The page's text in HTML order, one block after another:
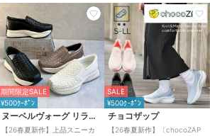
期間限定SALE
¥500ｸｰﾎﾟﾝ
ヌーベルヴォーグ リラックス
【26春夏新作】上品スニーカ
SALE
¥500ｸｰﾎﾟﾝ
チョコザップ
【26春夏新作】〔chocoZAP